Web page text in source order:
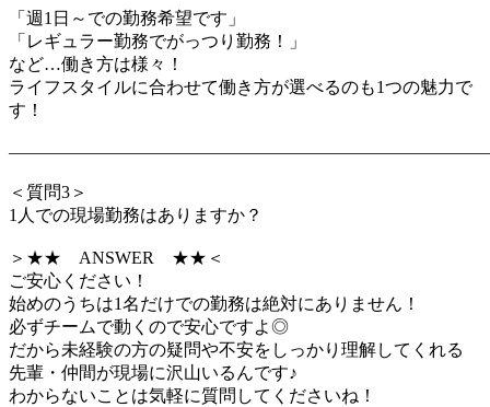
「週1日～での勤務希望です」
「レギュラー勤務でがっつり勤務！」
など…働き方は様々！
ライフスタイルに合わせて働き方が選べるのも1つの魅力で
す！
＜質問3＞
1人での現場勤務はありますか？
＞★★ ANSWER ★★＜
ご安心ください！
始めのうちは1名だけでの勤務は絶対にありません！
必ずチームで動くので安心ですよ◎
だから未経験の方の疑問や不安をしっかり理解してくれる
先輩・仲間が現場に沢山いるんです♪
わからないことは気軽に質問してくださいね！